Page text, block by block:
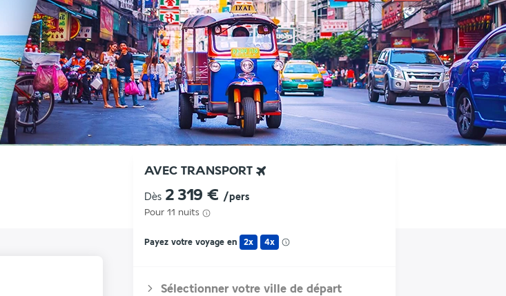
AVEC TRANSPORT
Dès 2 319 € /pers
Pour 11 nuits
Payez votre voyage en 2x 4x
Sélectionner votre ville de départ